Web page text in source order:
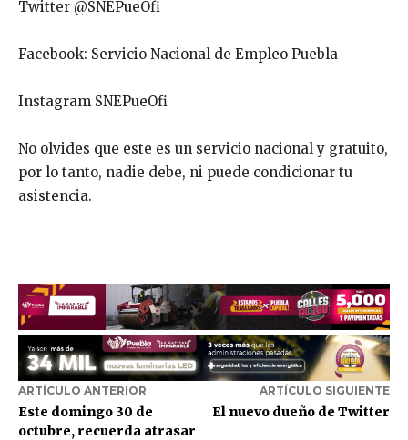
Twitter @SNEPueOfi
Facebook: Servicio Nacional de Empleo Puebla
Instagram SNEPueOfi
No olvides que este es un servicio nacional y gratuito,
por lo tanto, nadie debe, ni puede condicionar tu
asistencia.
ARTÍCULO ANTERIOR
Este domingo 30 de
octubre, recuerda atrasar
ARTÍCULO SIGUIENTE
El nuevo dueño de Twitter